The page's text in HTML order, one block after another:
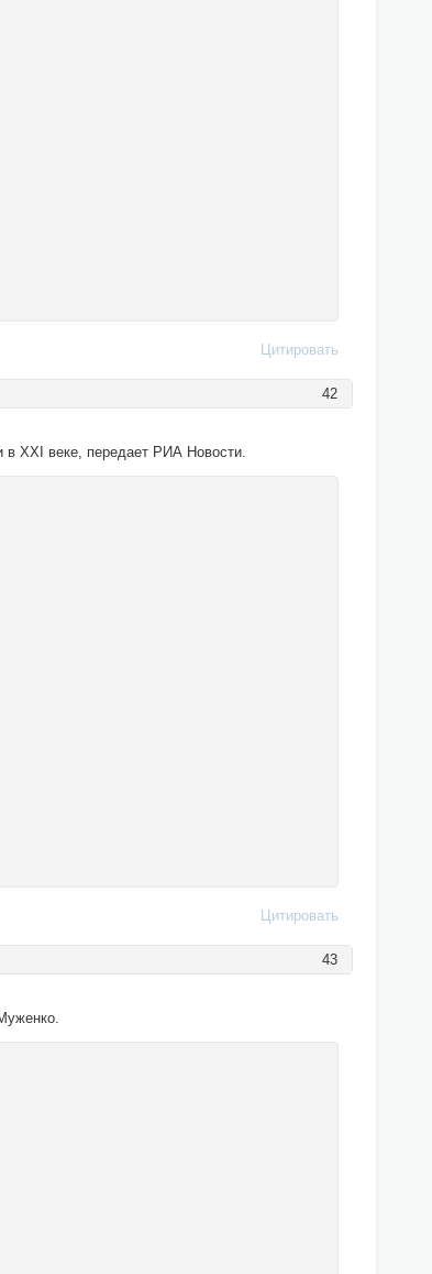
Цитировать
42
в XXI веке, передает РИА Новости.
Цитировать
43